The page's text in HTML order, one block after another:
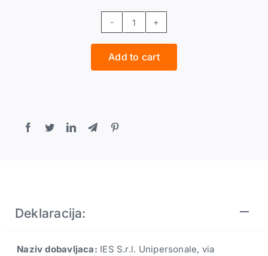
IES
bezuljni
klipni
kompresor
Add to cart
Deklaracija:
Naziv dobavljaca: IES S.r.l. Unipersonale, via